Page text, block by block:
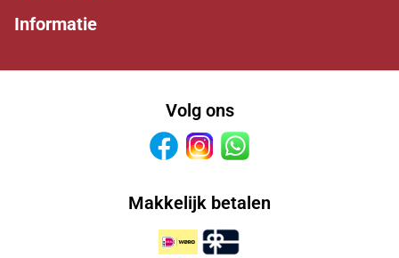
Informatie
Volg ons
FacebookInstagram
Makkelijk betalen